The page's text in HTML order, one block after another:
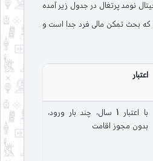
نومد پرتغال در جدول زیر آمده
که بحث تمکن مالی فرد جدا است و
اعتبار
با اعتبار 1 سال، چند بار ورود،
بدون مجوز اقامت